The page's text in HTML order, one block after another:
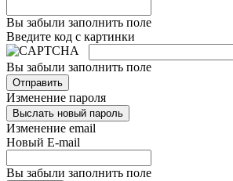
Вы забыли заполнить поле
Введите код с картинки
Вы забыли заполнить поле
Отправить
Изменение пароля
Выслать новый пароль
Изменение email
Новый E-mail
Вы забыли заполнить поле